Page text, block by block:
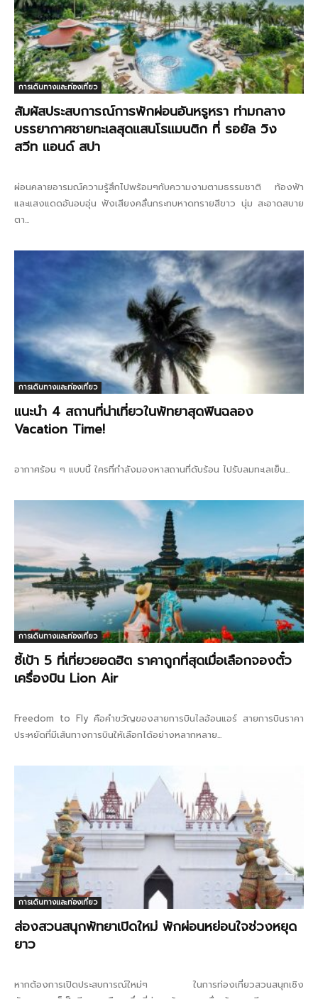
การเดินทางและท่องเที่ยว
สัมผัสประสบการณ์การพักผ่อนอันหรูหรา ท่ามกลาง
บรรยากาศชายทะเลสุดแสนโรแมนติก ที่ รอยัล วิง
สวีท แอนด์ สปา
ผ่อนคลายอารมณ์ความรู้สึกไปพร้อมๆกับความงามตามธรรมชาติ ท้องฟ้า
และแสงแดดอันอบอุ่น ฟังเสียงคลื่นกระทบหาดทรายสีขาว นุ่ม สะอาดสบาย
ตา...
การเดินทางและท่องเที่ยว
แนะนำ 4 สถานที่น่าเที่ยวในพัทยาสุดฟินฉลอง
Vacation Time!
อากาศร้อน ๆ แบบนี้ ใครที่กำลังมองหาสถานที่ดับร้อน ไปรับลมทะเลเย็น...
การเดินทางและท่องเที่ยว
ชี้เป้า 5 ที่เที่ยวยอดฮิต ราคาถูกที่สุดเมื่อเลือกจองตั๋ว
เครื่องบิน Lion Air
Freedom to Fly คือคำขวัญของสายการบินไลอ้อนแอร์ สายการบินราคา
ประหยัดที่มีเส้นทางการบินให้เลือกได้อย่างหลากหลาย...
การเดินทางและท่องเที่ยว
ส่องสวนสนุกพัทยาเปิดใหม่ พักผ่อนหย่อนใจช่วงหยุด
ยาว
หากต้องการเปิดประสบการณ์ใหม่ๆ ในการท่องเที่ยวสวนสนุกเชิง